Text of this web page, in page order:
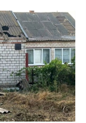
Política de
privacidad y
protección de
datos personales